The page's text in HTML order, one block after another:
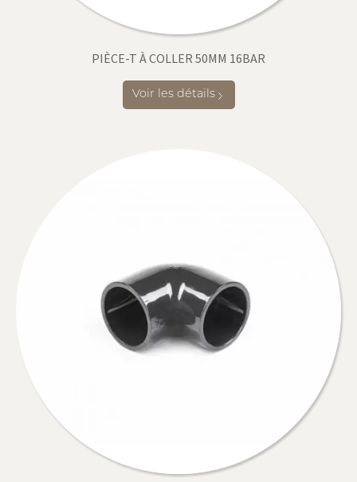
PIÈCE-T À COLLER 50MM 16BAR
Voir les détails